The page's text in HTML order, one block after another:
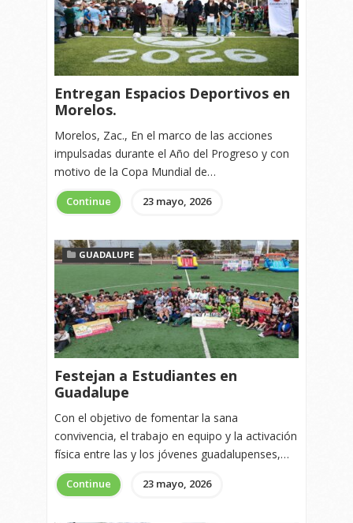
Entregan Espacios Deportivos en
Morelos.
Morelos, Zac., En el marco de las acciones
impulsadas durante el Año del Progreso y con
motivo de la Copa Mundial de…
Continue 23 mayo, 2026
GUADALUPE
Festejan a Estudiantes en
Guadalupe
Con el objetivo de fomentar la sana
convivencia, el trabajo en equipo y la activación
física entre las y los jóvenes guadalupenses,…
Continue 23 mayo, 2026